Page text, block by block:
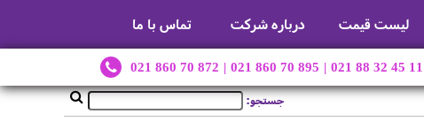
لیست قیمت درباره شرکت تماس با ما
021 860 70 872 | 021 860 70 895 | 021 88 32 45 11
جستجو: